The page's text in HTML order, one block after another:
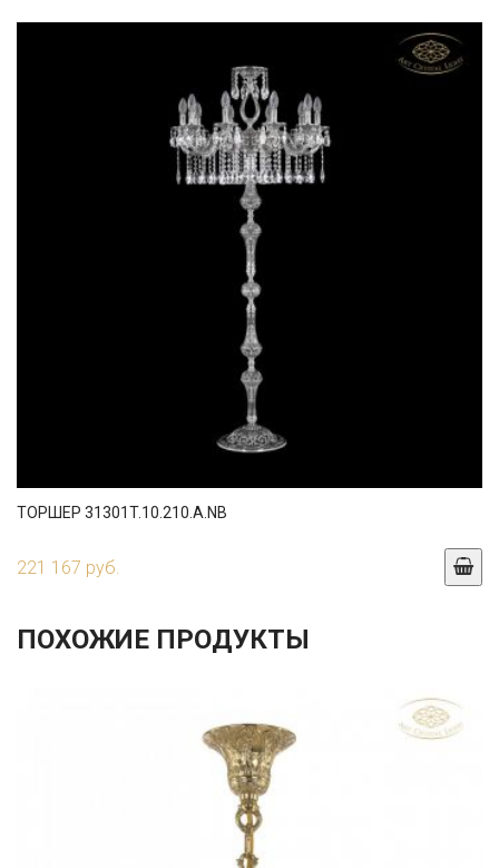
ТОРШЕР 31301T.10.210.A.NB
221 167 руб.
ПОХОЖИЕ ПРОДУКТЫ